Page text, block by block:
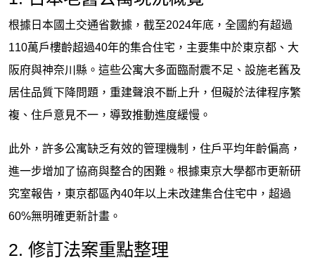
根據日本國土交通省數據，截至2024年底，全國約有超過
110萬戶樓齡超過40年的集合住宅，主要集中於東京都、大
阪府與神奈川縣。這些公寓大多面臨耐震不足、設施老舊及
居住品質下降問題，重建聲浪不斷上升，但礙於法律程序繁
複、住戶意見不一，導致推動進度緩慢。
此外，許多公寓缺乏有效的管理機制，住戶平均年齡偏高，
進一步增加了協商與整合的困難。根據東京大學都市更新研
究室報告，東京都區內40年以上未改建集合住宅中，超過
60%無明確更新計畫。
2. 修訂法案重點整理